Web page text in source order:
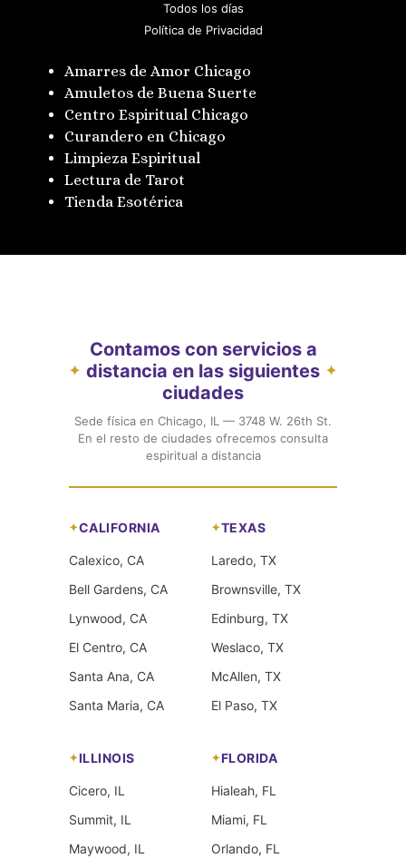
Todos los días
Política de Privacidad
Amarres de Amor Chicago
Amuletos de Buena Suerte
Centro Espiritual Chicago
Curandero en Chicago
Limpieza Espiritual
Lectura de Tarot
Tienda Esotérica
✦
Contamos con servicios a
distancia en las siguientes
ciudades
✦
Sede física en Chicago, IL — 3748 W. 26th St.
En el resto de ciudades ofrecemos consulta
espiritual a distancia
CALIFORNIA
Calexico, CA
Bell Gardens, CA
Lynwood, CA
El Centro, CA
Santa Ana, CA
Santa Maria, CA
TEXAS
Laredo, TX
Brownsville, TX
Edinburg, TX
Weslaco, TX
McAllen, TX
El Paso, TX
ILLINOIS
Cicero, IL
Summit, IL
Maywood, IL
FLORIDA
Hialeah, FL
Miami, FL
Orlando, FL